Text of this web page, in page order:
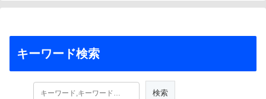
キーワード検索